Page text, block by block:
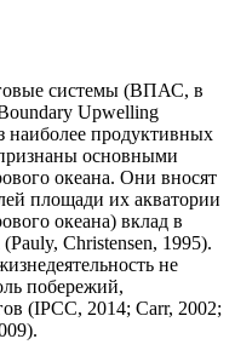
системы (ВПАС, в
Upwelling
наиболее продуктивных
основными
океана. Они вносят
площади их акватории
океана) вклад в
Christensen, 1995).
не
побережий,
(IPCC, 2014; Carr, 2002;